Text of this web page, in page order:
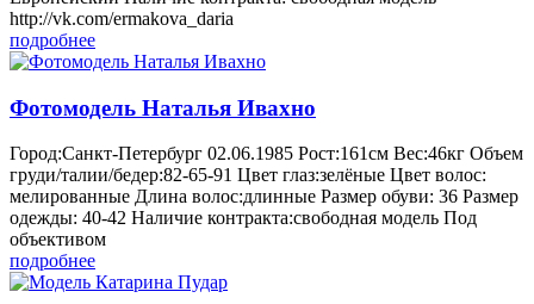
http://vk.com/ermakova_daria
подробнее
Фотомодель Наталья Ивахно
Город:Санкт-Петербург 02.06.1985 Рост:161см Вес:46кг Объем
груди/талии/бедер:82-65-91 Цвет глаз:зелёные Цвет волос:
мелированные Длина волос:длинные Размер обуви: 36 Размер
одежды: 40-42 Наличие контракта:свободная модель Под
объективом
подробнее